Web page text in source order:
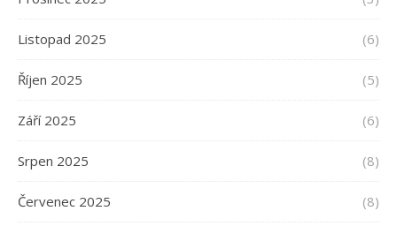
Listopad 2025 (6)
Říjen 2025 (5)
Září 2025 (6)
Srpen 2025 (8)
Červenec 2025 (8)